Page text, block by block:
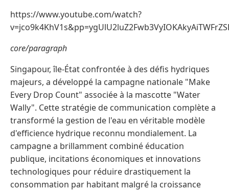
https://www.youtube.com/watch?
core/paragraph
Singapour, île-État confrontée à des défis hydriques
majeurs, a développé la campagne nationale "Make
Every Drop Count" associée à la mascotte "Water
Wally". Cette stratégie de communication complète a
transformé la gestion de l'eau en véritable modèle
d'efficience hydrique reconnu mondialement. La
campagne a brillamment combiné éducation
publique, incitations économiques et innovations
technologiques pour réduire drastiquement la
consommation par habitant malgré la croissance